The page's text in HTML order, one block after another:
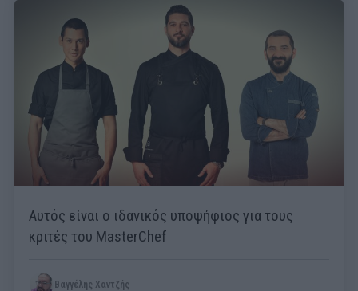
Αυτός είναι ο ιδανικός υποψήφιος για τους
κριτές του MasterChef
Βαγγέλης Χαντζής